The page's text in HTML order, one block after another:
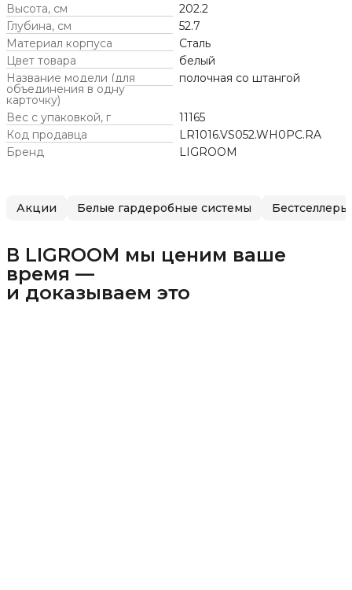
Высота, см
202.2
Глубина, см
52.7
Материал корпуса
Сталь
Цвет товара
белый
Название модели (для
объединения в одну
карточку)
полочная со штангой
Вес с упаковкой, г
11165
Код продавца
LR1016.VS052.WH0PC.RA
Бренд
LIGROOM
Акции Белые гардеробные системы Бестселлеры
В LIGROOM мы ценим ваше
время —
и доказываем это